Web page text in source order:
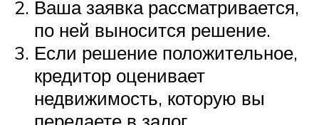
Ваша заявка рассматривается,
по ней выносится решение.
Если решение положительное,
кредитор оценивает
недвижимость, которую вы